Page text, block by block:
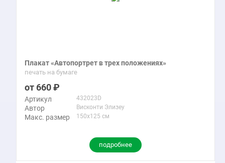
Плакат «Автопортрет в трех положениях»
печать на бумаге
660
Артикул 432023D
Автор Висконти Элизеу
Макс. размер 150x125 см
подробнее